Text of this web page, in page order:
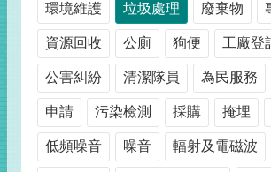
環境維護 垃圾處理 廢棄物
資源回收 公廁 狗便 工廠登
公害糾紛 清潔隊員 為民服務
申請 污染檢測 採購 掩埋
低頻噪音 噪音 輻射及電磁波